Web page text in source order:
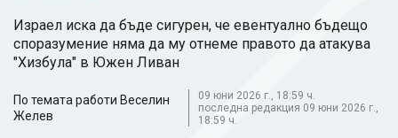
Израел иска да бъде сигурен, че евентуално бъдещо
споразумение няма да му отнеме правото да атакува
"Хизбула" в Южен Ливан
По темата работи Веселин
Желев
09 юни 2026 г., 18:59 ч.
последна редакция 09 юни 2026 г.,
18:59 ч.